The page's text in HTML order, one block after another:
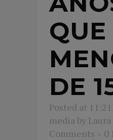
QUE
DE
Posted at
media by
Comments
0